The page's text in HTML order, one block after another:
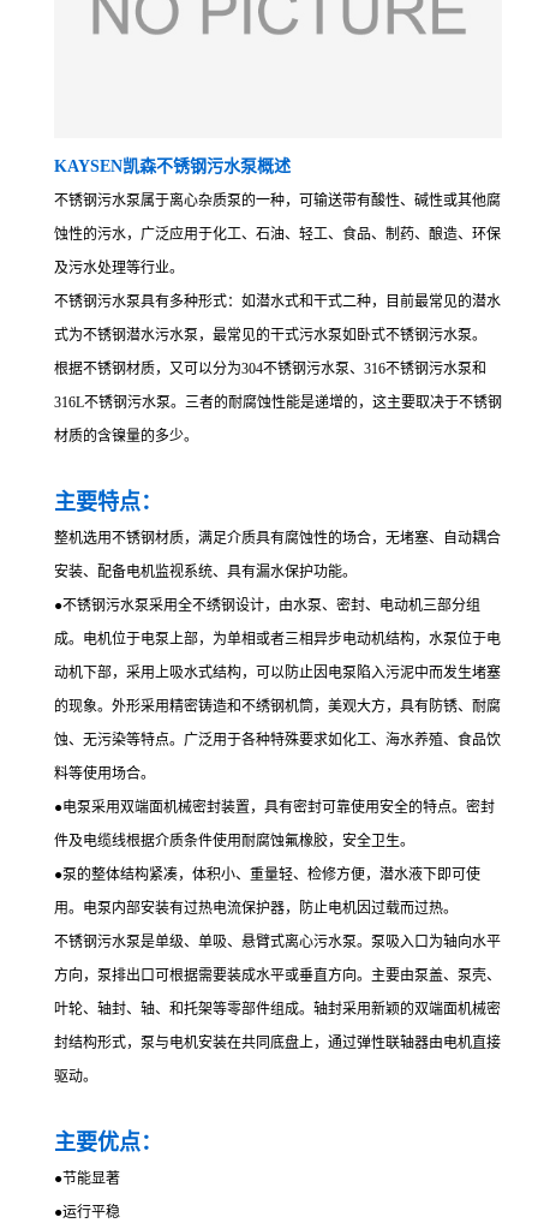
KAYSEN凯森不锈钢污水泵概述
不锈钢污水泵属于离心杂质泵的一种，可输送带有酸性、碱性或其他腐
蚀性的污水，广泛应用于化工、石油、轻工、食品、制药、酿造、环保
及污水处理等行业。
不锈钢污水泵具有多种形式：如潜水式和干式二种，目前最常见的潜水
式为不锈钢潜水污水泵，最常见的干式污水泵如卧式不锈钢污水泵。
根据不锈钢材质，又可以分为304不锈钢污水泵、316不锈钢污水泵和
316L不锈钢污水泵。三者的耐腐蚀性能是递增的，这主要取决于不锈钢
材质的含镍量的多少。
主要特点：
整机选用不锈钢材质，满足介质具有腐蚀性的场合，无堵塞、自动耦合
安装、配备电机监视系统、具有漏水保护功能。
●不锈钢污水泵采用全不绣钢设计，由水泵、密封、电动机三部分组
成。电机位于电泵上部，为单相或者三相异步电动机结构，水泵位于电
动机下部，采用上吸水式结构，可以防止因电泵陷入污泥中而发生堵塞
的现象。外形采用精密铸造和不绣钢机筒，美观大方，具有防锈、耐腐
蚀、无污染等特点。广泛用于各种特殊要求如化工、海水养殖、食品饮
料等使用场合。
●电泵采用双端面机械密封装置，具有密封可靠使用安全的特点。密封
件及电缆线根据介质条件使用耐腐蚀氟橡胶，安全卫生。
●泵的整体结构紧凑，体积小、重量轻、检修方便，潜水液下即可使
用。电泵内部安装有过热电流保护器，防止电机因过载而过热。
不锈钢污水泵是单级、单吸、悬臂式离心污水泵。泵吸入口为轴向水平
方向，泵排出口可根据需要装成水平或垂直方向。主要由泵盖、泵壳、
叶轮、轴封、轴、和托架等零部件组成。轴封采用新颖的双端面机械密
封结构形式，泵与电机安装在共同底盘上，通过弹性联轴器由电机直接
驱动。
主要优点：
●节能显著
●运行平稳